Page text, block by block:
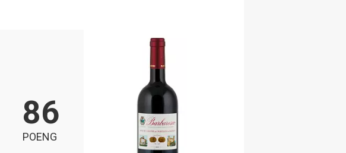
86
POENG